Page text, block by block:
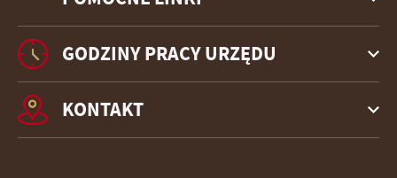
GODZINY PRACY URZĘDU
KONTAKT